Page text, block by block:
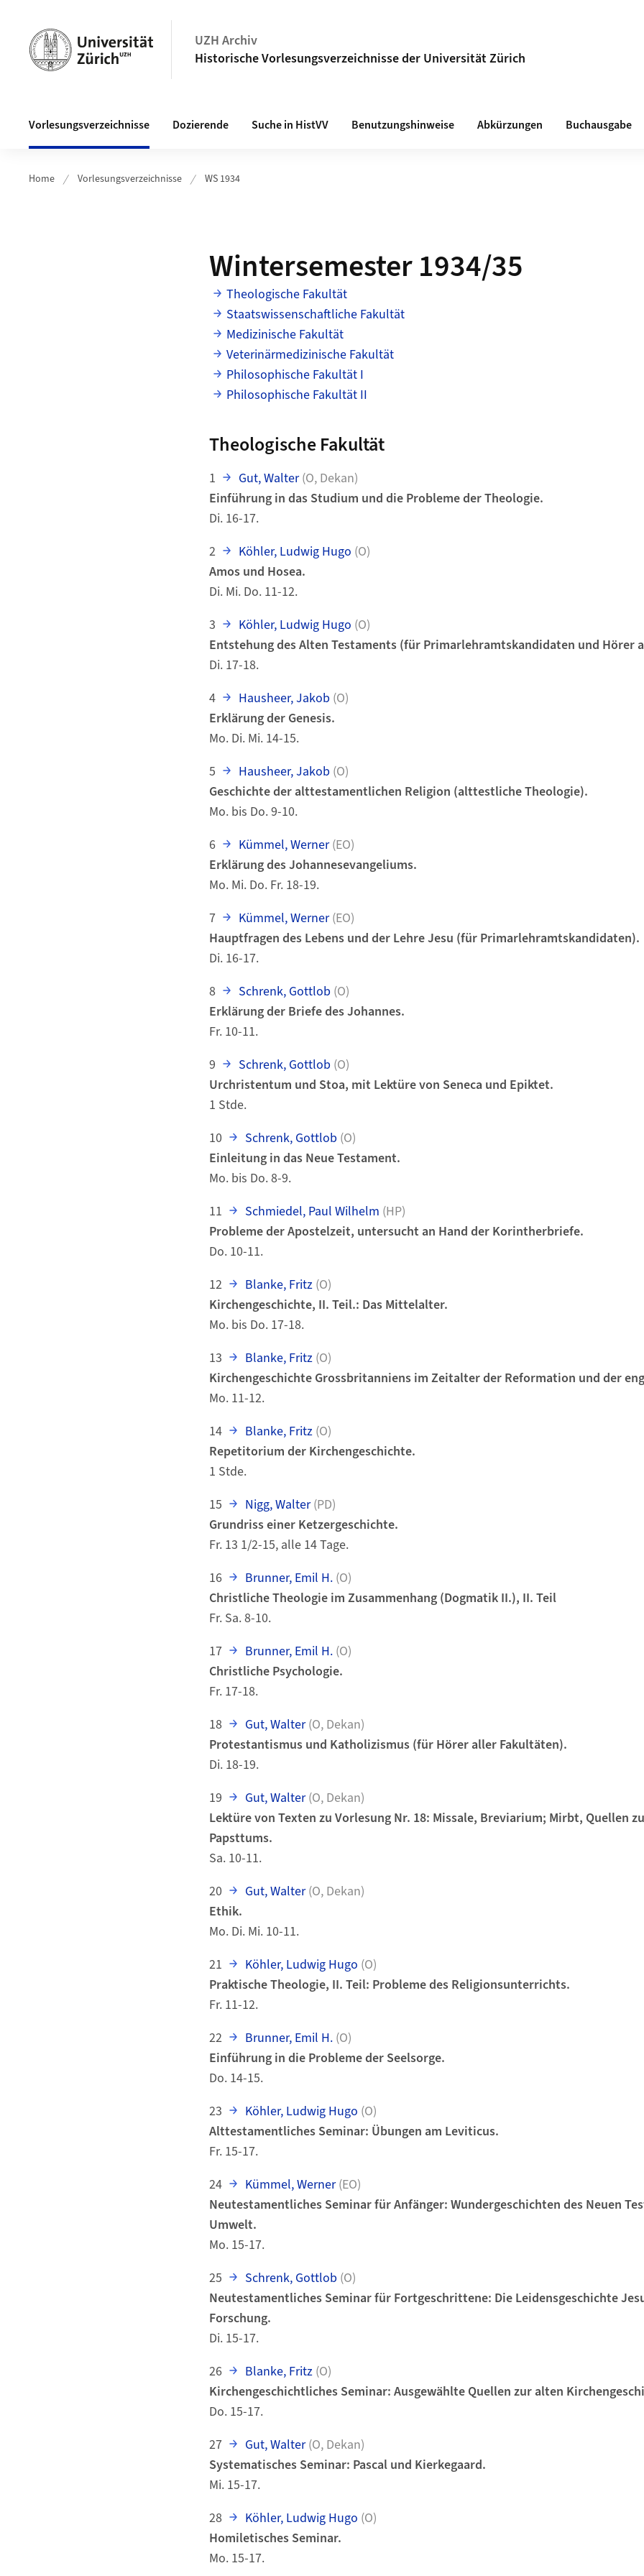
UZH Archiv
Historische Vorlesungsverzeichnisse der Universität Zürich
Vorlesungsverzeichnisse Dozierende Suche in HistVV Benutzungshinweise Abkürzungen Buchausgabe
Home Vorlesungsverzeichnisse WS 1934
Wintersemester 1934/35
Theologische Fakultät
Staatswissenschaftliche Fakultät
Medizinische Fakultät
Veterinärmedizinische Fakultät
Philosophische Fakultät I
Philosophische Fakultät II
Theologische Fakultät
1 Gut, Walter (O, Dekan)
Einführung in das Studium und die Probleme der Theologie.
Di. 16-17.
2
Köhler, Ludwig Hugo (O)
Amos und Hosea.
Di. Mi. Do. 11-12.
3
Köhler, Ludwig Hugo (O)
Entstehung des Alten Testaments (für Primarlehramtskandidaten und Hörer
Di. 17-18.
4
Hausheer, Jakob (O)
Erklärung der Genesis.
Mo. Di. Mi. 14-15.
5
Hausheer, Jakob (O)
Geschichte der alttestamentlichen Religion (alttestliche Theologie).
Mo. bis Do. 9-10.
6
Kümmel, Werner (EO)
Erklärung des Johannesevangeliums.
Mo. Mi. Do. Fr. 18-19.
7
Kümmel, Werner (EO)
Hauptfragen des Lebens und der Lehre Jesu (für Primarlehramtskandidaten).
Di. 16-17.
8
Schrenk, Gottlob (O)
Erklärung der Briefe des Johannes.
Fr. 10-11.
9
Schrenk, Gottlob (O)
Urchristentum und Stoa, mit Lektüre von Seneca und Epiktet.
1 Stde.
10
Schrenk, Gottlob (O)
Einleitung in das Neue Testament.
Mo. bis Do. 8-9.
11
Schmiedel, Paul Wilhelm (HP)
Probleme der Apostelzeit, untersucht an Hand der Korintherbriefe.
Do. 10-11.
12
Blanke, Fritz (O)
Kirchengeschichte, II. Teil.: Das Mittelalter.
Mo. bis Do. 17-18.
13
Blanke, Fritz (O)
Kirchengeschichte Grossbritanniens im Zeitalter der Reformation und der
Mo. 11-12.
14
Blanke, Fritz (O)
Repetitorium der Kirchengeschichte.
1 Stde.
15
Nigg, Walter (PD)
Grundriss einer Ketzergeschichte.
Fr. 13 1/2-15, alle 14 Tage.
16
Brunner, Emil H. (O)
Christliche Theologie im Zusammenhang (Dogmatik II.), II. Teil
Fr. Sa. 8-10.
17
Brunner, Emil H. (O)
Christliche Psychologie.
Fr. 17-18.
18
Gut, Walter (O, Dekan)
Protestantismus und Katholizismus (für Hörer aller Fakultäten).
Di. 18-19.
19
Gut, Walter (O, Dekan)
Lektüre von Texten zu Vorlesung Nr. 18: Missale, Breviarium; Mirbt, Quellen
Papsttums.
Sa. 10-11.
20
Gut, Walter (O, Dekan)
Ethik.
Mo. Di. Mi. 10-11.
21
Köhler, Ludwig Hugo (O)
Praktische Theologie, II. Teil: Probleme des Religionsunterrichts.
Fr. 11-12.
22
Brunner, Emil H. (O)
Einführung in die Probleme der Seelsorge.
Do. 14-15.
23
Köhler, Ludwig Hugo (O)
Alttestamentliches Seminar: Übungen am Leviticus.
Fr. 15-17.
24
Kümmel, Werner (EO)
Neutestamentliches Seminar für Anfänger: Wundergeschichten des Neuen
Umwelt.
Mo. 15-17.
25
Schrenk, Gottlob (O)
Neutestamentliches Seminar für Fortgeschrittene: Die Leidensgeschichte
Forschung.
Di. 15-17.
26
Blanke, Fritz (O)
Kirchengeschichtliches Seminar: Ausgewählte Quellen zur alten
Do. 15-17.
27
Gut, Walter (O, Dekan)
Systematisches Seminar: Pascal und Kierkegaard.
Mi. 15-17.
28
Köhler, Ludwig Hugo (O)
Homiletisches Seminar.
Mo. 15-17.